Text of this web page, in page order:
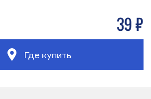
39 р
Где купить